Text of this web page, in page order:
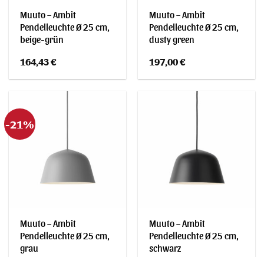
Muuto – Ambit
Pendelleuchte Ø 25 cm,
beige-grün
164,43€
Muuto – Ambit
Pendelleuchte Ø 25 cm,
dusty green
197,00€
-21%
Muuto – Ambit
Pendelleuchte Ø 25 cm,
grau
Muuto – Ambit
Pendelleuchte Ø 25 cm,
schwarz